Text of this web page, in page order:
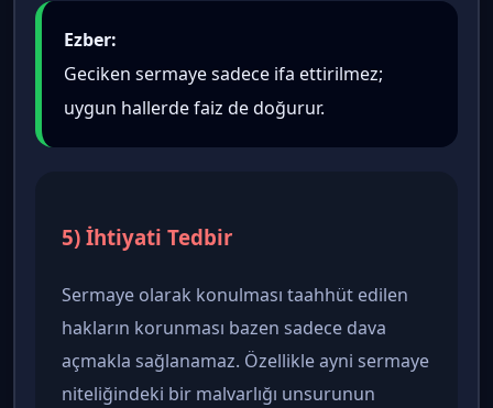
Ezber:
Geciken sermaye sadece ifa ettirilmez;
uygun hallerde faiz de doğurur.
5) İhtiyati Tedbir
Sermaye olarak konulması taahhüt edilen
hakların korunması bazen sadece dava
açmakla sağlanamaz. Özellikle ayni sermaye
niteliğindeki bir malvarlığı unsurunun